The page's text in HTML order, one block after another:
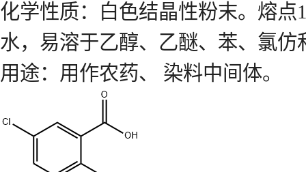
化学性质：白色结晶性粉末。熔
水，易溶于乙醇、乙醚、苯、氯
用途：用作农药、 染料中间体。